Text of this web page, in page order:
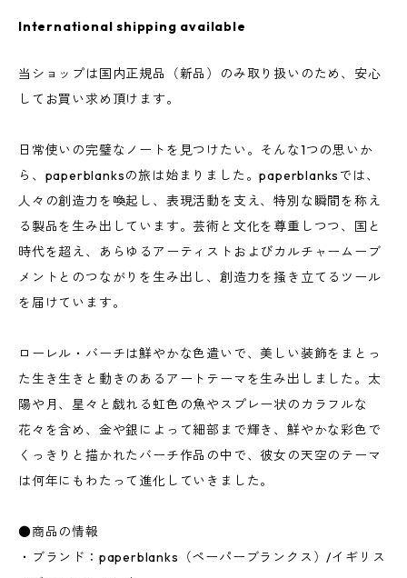
International shipping available
当ショップは国内正規品（新品）のみ取り扱いのため、安心
してお買い求め頂けます。
日常使いの完璧なノートを見つけたい。そんな1つの思いか
ら、paperblanksの旅は始まりました。paperblanksでは、
人々の創造力を喚起し、表現活動を支え、特別な瞬間を称え
る製品を生み出しています。芸術と文化を尊重しつつ、国と
時代を超え、あらゆるアーティストおよびカルチャームーブ
メントとのつながりを生み出し、創造力を掻き立てるツール
を届けています。
ローレル・バーチは鮮やかな色遣いで、美しい装飾をまとっ
た生き生きと動きのあるアートテーマを生み出しました。太
陽や月、星々と戯れる虹色の魚やスプレー状のカラフルな
花々を含め、金や銀によって細部まで輝き、鮮やかな彩色で
くっきりと描かれたバーチ作品の中で、彼女の天空のテーマ
は何年にもわたって進化していきました。
●商品の情報
・ブランド：paperblanks（ペーパーブランクス）/イギリス